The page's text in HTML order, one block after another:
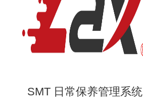
SMT 日常保养管理系统